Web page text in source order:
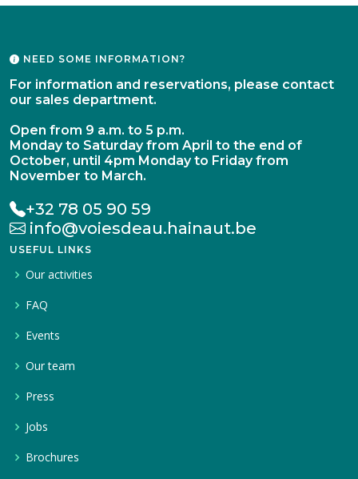
NEED SOME INFORMATION?
For information and reservations, please contact
our sales department.
Open from 9 a.m. to 5 p.m.
Monday to Saturday from April to the end of
October, until 4pm Monday to Friday from
November to March.
+32 78 05 90 59
info@voiesdeau.hainaut.be
USEFUL LINKS
Our activities
FAQ
Events
Our team
Press
Jobs
Brochures